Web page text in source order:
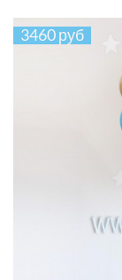
3460 руб